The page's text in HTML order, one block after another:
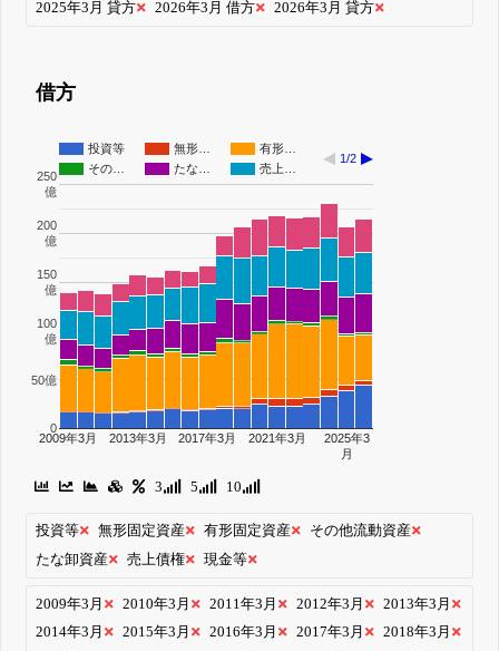
2025年3月 貸方
2026年3月 借方 2026年3月 貸方
借方
投資等 無形…
有形…
その…
たな… 売上…
1/2
2009年3月 2013年3月 2017年3月 2021年3月
2025年3
月
0
50億
100
億
150
億
200
億
250
億
3 5 10
投資等 無形固定資産 有形固定資産
その他流動資産
たな卸資産
売上債権 現金等
2009年3月 2010年3月 2011年3月 2012年3月
2013年3月
2014年3月
2015年3月 2016年3月 2017年3月
2018年3月